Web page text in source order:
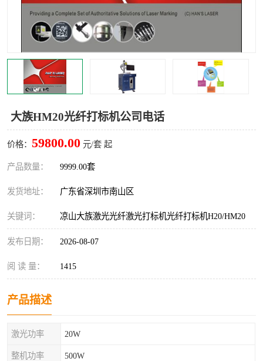
大族HM20光纤打标机公司电话
价格： 59800.00 元/套 起
产品数量： 9999.00套
发货地址： 广东省深圳市南山区
关键词： 凉山大族激光光纤激光打标机光纤打标机H20/HM20
发布日期： 2026-08-07
阅 读 量： 1415
产品描述
激光功率 20W
整机功率 500W